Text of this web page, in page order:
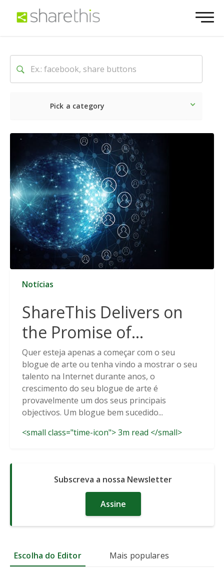
Pick a category
O mais recente Social
Notícias
ShareThis Delivers on
the Promise of
Cookieless Data
Solutions
Quer esteja apenas a começar com o seu
blogue de arte ou tenha vindo a mostrar o seu
talento na Internet durante anos, o
crescimento do seu blogue de arte é
provavelmente um dos seus principais
objectivos. Um blogue bem sucedido...
<small class="time-icon"> 3m read </small>
Subscreva a nossa Newsletter
Assine
Escolha do Editor Mais populares